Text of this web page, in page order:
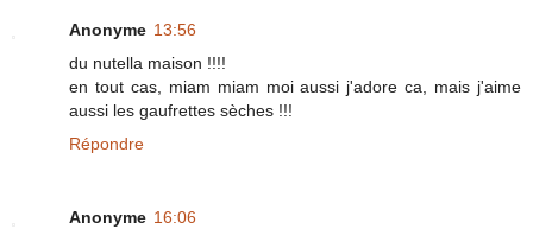
Anonyme 13:56
du nutella maison !!!!
en tout cas, miam miam moi aussi j'adore ca, mais j'aime
aussi les gaufrettes sèches !!!
Répondre
Anonyme 16:06